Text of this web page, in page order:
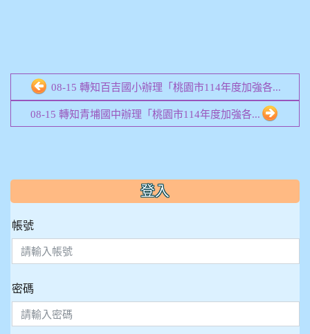
08-15 轉知百吉國小辦理「桃園市114年度加強各...
08-15 轉知青埔國中辦理「桃園市114年度加強各...
::: 登入
帳號
密碼